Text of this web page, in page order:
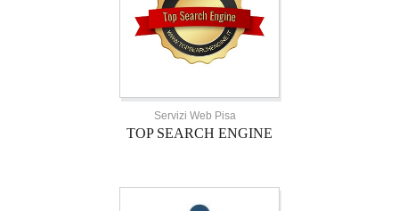
Servizi Web Pisa
TOP SEARCH ENGINE